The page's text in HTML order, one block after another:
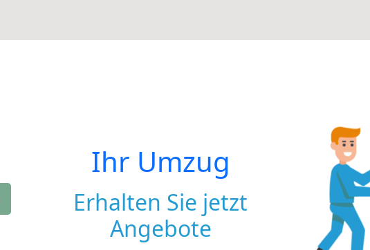
Ihr Umzug
Erhalten Sie jetzt
Angebote